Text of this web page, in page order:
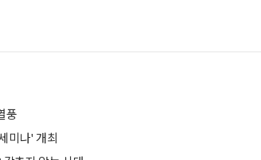
풍
미나' 개최